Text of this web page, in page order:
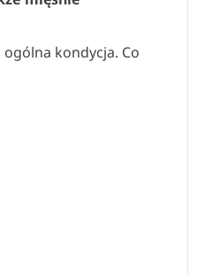
kondycja. Co